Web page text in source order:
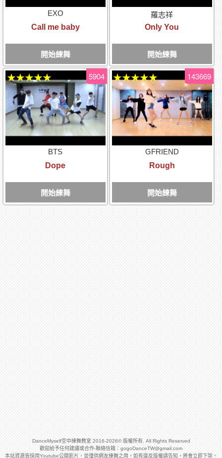
EXO
Call me baby
開始練舞
羅志祥
Only You
開始練舞
BTS
Dope
開始練舞
5904
★★★★★
GFRIEND
Rough
開始練舞
143669
★★★★★
DanceMyself空中練舞教室 2016-2026© 版權所有. All Rights Reserved
歡迎給予任何建議或合作-聯絡信箱： gogoDanceTW@gmail.com
本站資源皆採用Youtube公開影片，並僅供網友練舞之用，如有違反版權請告知，將會立即下架。